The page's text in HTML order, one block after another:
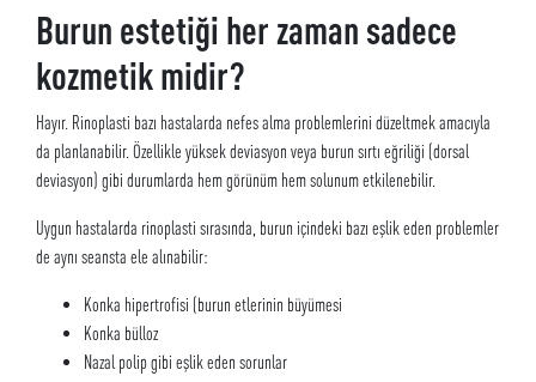
Burun estetiği her zaman sadece
kozmetik midir?
Hayır. Rinoplasti bazı hastalarda nefes alma problemlerini düzeltmek amacıyla
da planlanabilir. Özellikle yüksek deviasyon veya burun sırtı eğriliği (dorsal
deviasyon) gibi durumlarda hem görünüm hem solunum etkilenebilir.
Uygun hastalarda rinoplasti sırasında, burun içindeki bazı eşlik eden problemler
de aynı seansta ele alınabilir:
Konka hipertrofisi (burun etlerinin büyümesi
Konka bülloz
Nazal polip gibi eşlik eden sorunlar